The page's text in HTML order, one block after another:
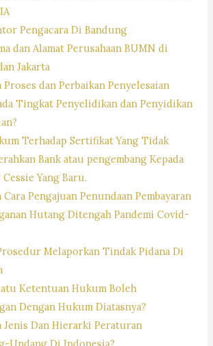
Pengacara Di Bandung
dan Alamat Perusahaan BUMN di
Jakarta
Proses dan Perbaikan Penyelesaian
Tingkat Penyelidikan dan Penyidikan
Terhadap Sertifikat Yang Tidak
Bank atau pengembang Kepada
Yang Baru.
Cara Pengajuan Penundaan Pembayaran
Hutang Ditengah Pandemi Covid-
Melaporkan Tindak Pidana Di
Ketentuan Hukum Boleh
Dengan Hukum Diatasnya?
Jenis Dan Hierarki Peraturan
Undang Di Indonesia?